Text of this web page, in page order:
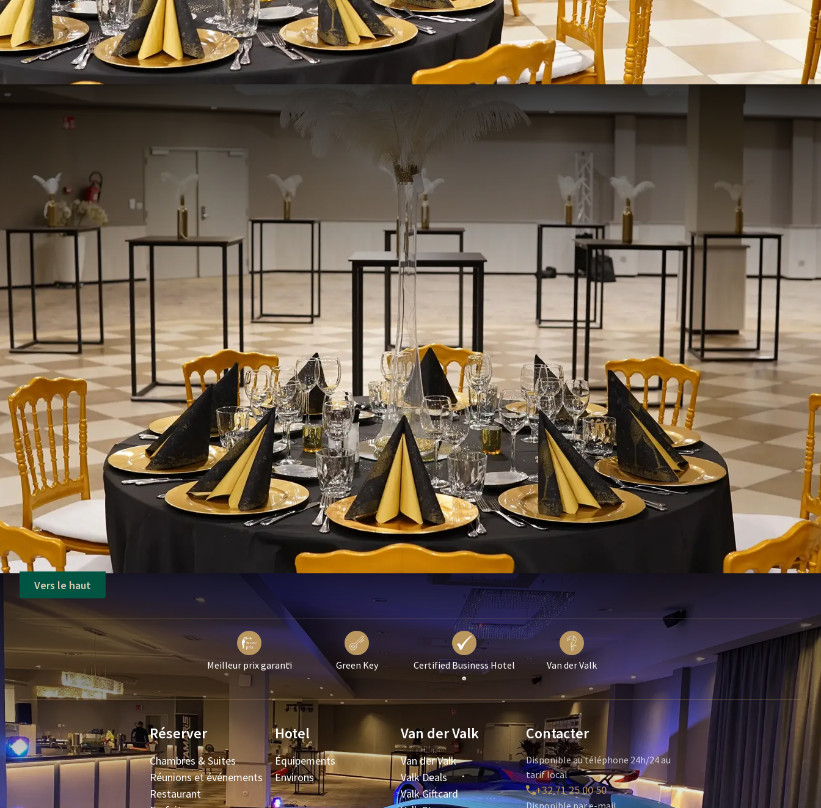
Vers le haut
Meilleur prix garanti Green Key
Certified Business Hotel
®
Van der Valk
Réserver
Chambres & Suites
Réunions et événements
Restaurant
Hotel
Équipements
Environs
Van der Valk
Van der Valk
Valk Deals
Valk Giftcard
Contacter
Disponible au téléphone 24h/24 au
tarif local
+32 71 25 00 50
Disponible par e-mail